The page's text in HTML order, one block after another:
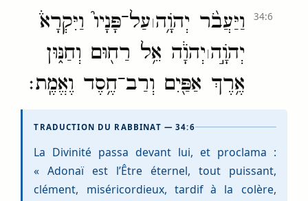
וַיַּעֲבֹ֨ר יְהֹוָ֥ה׀עַל־פָּנָיו֮ וַיִּקְרָא֒
יְהֹוָ֣ה׀יְהֹוָ֔ה אֵ֥ל רַח֖וּם וְחַנּ֑וּן
אֶ֥רֶךְ אַפַּ֖יִם וְרַב־חֶ֥סֶד וֶאֱמֶֽת׃
34:6
TRADUCTION DU RABBINAT — 34:6
La Divinité passa devant lui, et proclama :
« Adonaï est l’Être éternel, tout puissant,
clément, miséricordieux, tardif à la colère,